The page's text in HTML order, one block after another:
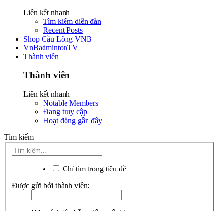
Liên kết nhanh
Tìm kiếm diễn đàn
Recent Posts
Shop Cầu Lông VNB
VnBadmintonTV
Thành viên
Thành viên
Liên kết nhanh
Notable Members
Đang truy cập
Hoạt động gần đây
Tìm kiếm
Chỉ tìm trong tiêu đề
Được gửi bởi thành viên: